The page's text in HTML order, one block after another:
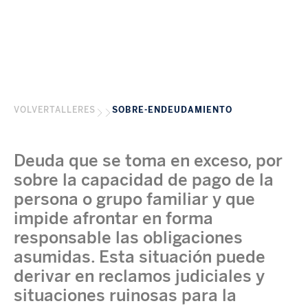
VOLVER TALLERES SOBRE-ENDEUDAMIENTO
Deuda que se toma en exceso, por
sobre la capacidad de pago de la
persona o grupo familiar y que
impide afrontar en forma
responsable las obligaciones
asumidas. Esta situación puede
derivar en reclamos judiciales y
situaciones ruinosas para la